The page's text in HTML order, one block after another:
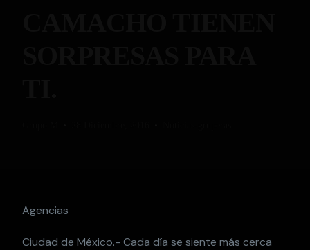
Agencias
Ciudad de México.- Cada día se siente más cerca